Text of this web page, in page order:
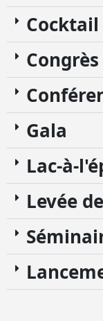
Congrès
Gala
Lac-à-
Levée